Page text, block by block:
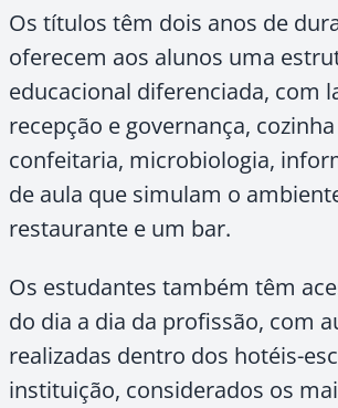
Os títulos têm dois anos de
oferecem aos alunos uma
educacional diferenciada, com
recepção e governança,
confeitaria, microbiologia,
de aula que simulam o
restaurante e um bar.
Os estudantes também têm
do dia a dia da profissão, com
realizadas dentro dos hotéis-
instituição, considerados os